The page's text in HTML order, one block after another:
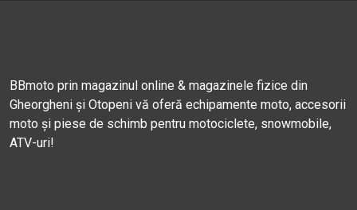
BBmoto prin magazinul online & magazinele fizice din
Gheorgheni și Otopeni vă oferă echipamente moto, accesorii
moto și piese de schimb pentru motociclete, snowmobile,
ATV-uri!